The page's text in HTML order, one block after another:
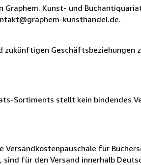
Kunst- und
kunsthandel.de.
zukünftigen Geschäftsbeziehungen
Sortiments stellt kein bindendes
für
sind für den Versand innerhalb